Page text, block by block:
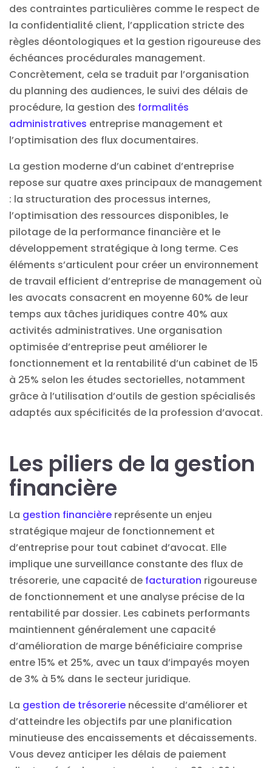
des contraintes particulières comme le respect de
la confidentialité client, l’application stricte des
règles déontologiques et la gestion rigoureuse des
échéances procédurales management.
Concrètement, cela se traduit par l’organisation
du planning des audiences, le suivi des délais de
procédure, la gestion des formalités
administratives entreprise management et
l’optimisation des flux documentaires.
La gestion moderne d’un cabinet d’entreprise
repose sur quatre axes principaux de management
: la structuration des processus internes,
l’optimisation des ressources disponibles, le
pilotage de la performance financière et le
développement stratégique à long terme. Ces
éléments s’articulent pour créer un environnement
de travail efficient d’entreprise de management où
les avocats consacrent en moyenne 60% de leur
temps aux tâches juridiques contre 40% aux
activités administratives. Une organisation
optimisée d’entreprise peut améliorer le
fonctionnement et la rentabilité d’un cabinet de 15
à 25% selon les études sectorielles, notamment
grâce à l’utilisation d’outils de gestion spécialisés
adaptés aux spécificités de la profession d’avocat.
Les piliers de la gestion
financière
La gestion financière représente un enjeu
stratégique majeur de fonctionnement et
d’entreprise pour tout cabinet d’avocat. Elle
implique une surveillance constante des flux de
trésorerie, une capacité de facturation rigoureuse
de fonctionnement et une analyse précise de la
rentabilité par dossier. Les cabinets performants
maintiennent généralement une capacité
d’amélioration de marge bénéficiaire comprise
entre 15% et 25%, avec un taux d’impayés moyen
de 3% à 5% dans le secteur juridique.
La gestion de trésorerie nécessite d’améliorer et
d’atteindre les objectifs par une planification
minutieuse des encaissements et décaissements.
Vous devez anticiper les délais de paiement